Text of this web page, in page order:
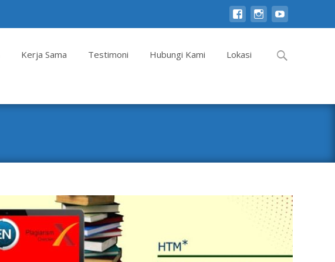
Kerja Sama Testimoni Hubungi Kami Lokasi
Search